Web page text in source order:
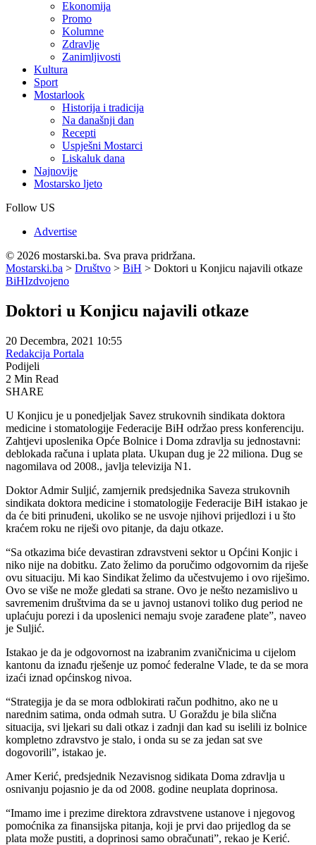
Ekonomija
Promo
Kolumne
Zdravlje
Zanimljivosti
Kultura
Sport
Mostarlook
Historija i tradicija
Na današnji dan
Recepti
Uspješni Mostarci
Liskaluk dana
Najnovije
Mostarsko ljeto
Follow US
Advertise
© 2026 mostarski.ba. Sva prava pridržana.
Mostarski.ba > Društvo > BiH > Doktori u Konjicu najavili otkaze
BiHIzdvojeno
Doktori u Konjicu najavili otkaze
20 Decembra, 2021 10:55
Redakcija Portala
Podijeli
2 Min Read
SHARE
U Konjicu je u ponedjeljak Savez strukovnih sindikata doktora
medicine i stomatologije Federacije BiH održao press konferenciju.
Zahtjevi uposlenika Opće Bolnice i Doma zdravlja su jednostavni:
deblokada računa i uplata plata. Ukupan dug je 22 miliona. Dug se
nagomilava od 2008., javlja televizija N1.
Doktor Admir Suljić, zamjernik predsjednika Saveza strukovnih
sindikata doktora medicine i stomatologije Federacije BiH istakao je
da će biti prinuđeni, ukoliko se ne usvoje njihovi prijedlozi i u što
kraćem roku ne riješi ovo pitanje, da daju otkaze.
“Sa otkazima biće devastiran zdravstveni sektor u Općini Konjic i
niko nije na dobitku. Zato želimo da poručimo odgovornim da riješe
ovu situaciju. Mi kao Sindikat želimo da učestvujemo i ovo riješimo.
Ovo se više ne može gledati sa strane. Ovo je nešto nezamislivo u
savremenim društvima da se u javnoj ustanovi toliko dug period ne
uplaćuju porezi i da uposlenici nemaju svoje zarađene plate”, naveo
je Suljić.
Istakao je da je odgovornost na izabranim zvaničnicima u cijelom
kantonu da iznađu rješenje uz pomoć federalne Vlade, te da se mora
izaći iznad općinskog nivoa.
“Strategija je da se mora odblokirati račun podhitno, ako ne u
narednim satima, onda odmah sutra. U Goraždu je bila slična
situacija, svi ljekari su dali otkaz i zadnji dan kad su iselili iz bolnice
kompletno zdravstvo je stalo, i onda su se za jedan sat sve
dogovorili”, istakao je.
Amer Kerić, predsjednik Nezavisnog sidikata Doma zdravlja u
osnivanju pojasnio je da od 2008. godine neuplata doprinosa.
“Imamo ime i prezime direktora zdravstvene ustanove i njegovog
pomoćnika za finansijska pitanja, koji je prvi dao prijedlog da se
plata može pustiti, a doprinosi samo obračunati”, rekao je Kerić.